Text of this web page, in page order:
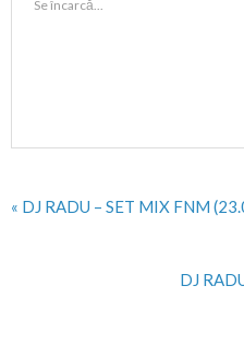
Se încarcă...
« DJ RADU – SET MIX FNM
DJ